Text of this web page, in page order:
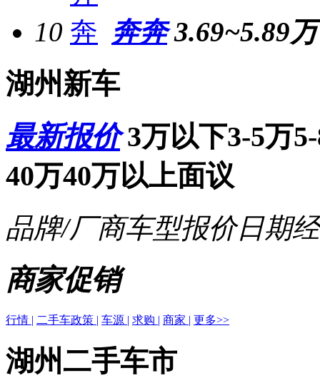
10 奔奔 3.69~5.89万
湖州新车
最新报价 3万以下3-5万
40万40万以上面议
品牌/厂商车型报价日期
商家促销
行情 | 二手车政策 | 车源 | 求购 | 商家 | 更多>>
湖州二手车市